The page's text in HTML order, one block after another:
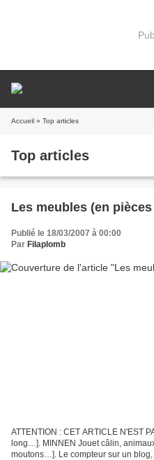
Accueil » Top articles
Top articles
Les meubles (en
Publié le 18/03/2007 à 00:00
Par Filaplomb
ATTENTION : CET ARTICLE N'EST
long…]. MINNEN Jouet câlin,
moutons…]. Le compteur sur un